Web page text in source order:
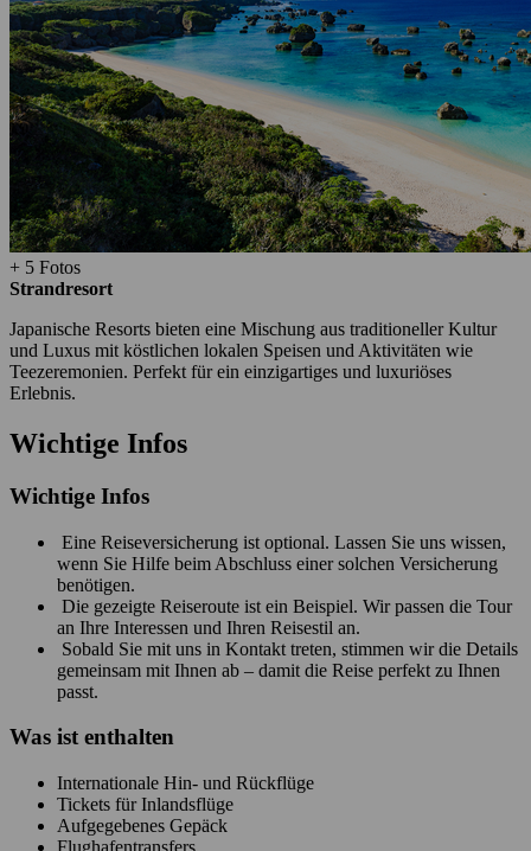
+ 5 Fotos
Strandresort
Japanische Resorts bieten eine Mischung aus traditioneller Kultur
und Luxus mit köstlichen lokalen Speisen und Aktivitäten wie
Teezeremonien. Perfekt für ein einzigartiges und luxuriöses
Erlebnis.
Wichtige Infos
Wichtige Infos
Eine Reiseversicherung ist optional. Lassen Sie uns wissen,
wenn Sie Hilfe beim Abschluss einer solchen Versicherung
benötigen.
Die gezeigte Reiseroute ist ein Beispiel. Wir passen die Tour
an Ihre Interessen und Ihren Reisestil an.
Sobald Sie mit uns in Kontakt treten, stimmen wir die Details
gemeinsam mit Ihnen ab – damit die Reise perfekt zu Ihnen
passt.
Was ist enthalten
Internationale Hin- und Rückflüge
Tickets für Inlandsflüge
Aufgegebenes Gepäck